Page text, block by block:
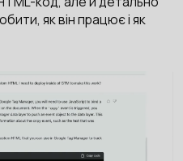
як він працює і як